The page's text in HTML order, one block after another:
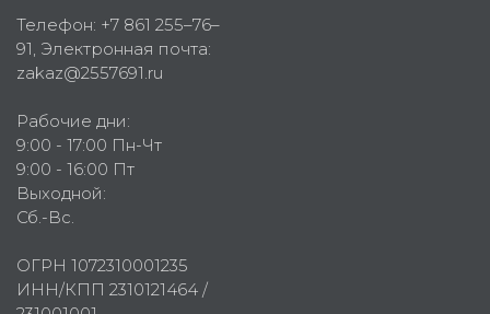
Телефон: +7 861 255–76–
91, Электронная почта:
zakaz@2557691.ru
Рабочие дни:
9:00 - 17:00 Пн-Чт
9:00 - 16:00 Пт
Выходной:
Сб.-Вс.
ОГРН 1072310001235
ИНН/КПП 2310121464 /